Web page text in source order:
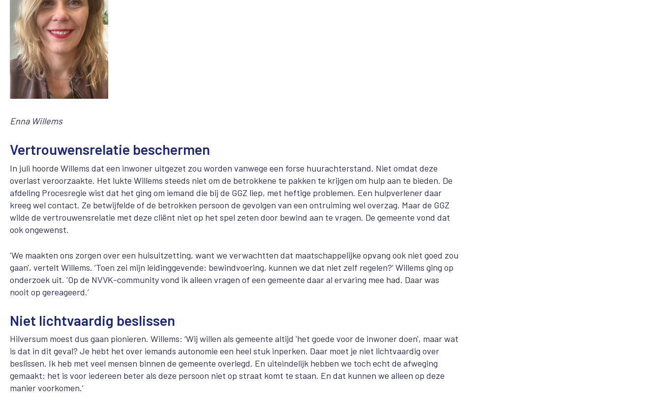
Enna Willems
Vertrouwensrelatie beschermen
In juli hoorde Willems dat een inwoner uitgezet zou worden vanwege een forse huurachterstand. Niet omdat deze
overlast veroorzaakte. Het lukte Willems steeds niet om de betrokkene te pakken te krijgen om hulp aan te bieden. De
afdeling Procesregie wist dat het ging om iemand die bij de GGZ liep, met heftige problemen. Een hulpverlener daar
kreeg wel contact. Ze betwijfelde of de betrokken persoon de gevolgen van een ontruiming wel overzag. Maar de GGZ
wilde de vertrouwensrelatie met deze cliënt niet op het spel zeten door bewind aan te vragen. De gemeente vond dat
ook ongewenst.
'We maakten ons zorgen over een huisuitzetting, want we verwachtten dat maatschappelijke opvang ook niet goed zou
gaan', vertelt Willems. ‘Toen zei mijn leidinggevende: bewindvoering, kunnen we dat niet zelf regelen?’ Willems ging op
onderzoek uit. 'Op de NVVK-community vond ik alleen vragen of een gemeente daar al ervaring mee had. Daar was
nooit op gereageerd.’
Niet lichtvaardig beslissen
Hilversum moest dus gaan pionieren. Willems: ‘Wij willen als gemeente altijd 'het goede voor de inwoner doen', maar wat
is dat in dit geval? Je hebt het over iemands autonomie een heel stuk inperken. Daar moet je niet lichtvaardig over
beslissen. Ik heb met veel mensen binnen de gemeente overlegd. En uiteindelijk hebben we toch echt de afweging
gemaakt: het is voor iedereen beter als deze persoon niet op straat komt te staan. En dat kunnen we alleen op deze
manier voorkomen.’